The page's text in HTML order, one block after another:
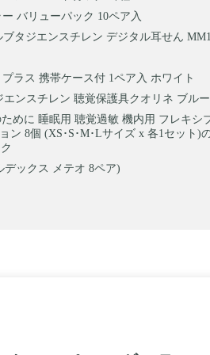
バリューパック 10ペア入
タジエンスチレン デジタル耳せん
ラス 携帯ケース付 1ペア入 ホワイト
ンスチレン 聴覚保護具クオリネ ブル
めに 睡眠用 聴覚過敏 機内用 フレキシ
ン 8個 (XS･S･M･Lサイズ x 各1セット)
ックス メテオ 8ペア)